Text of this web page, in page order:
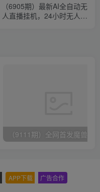
（6905期）最新AI全自动无
人直播挂机，24小时无人直
APP下载 广告合作